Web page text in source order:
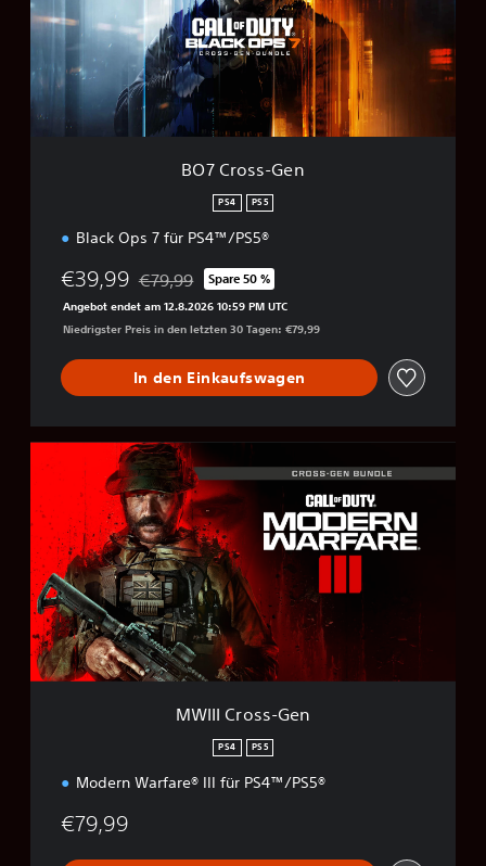
o
s
-
e
BO7 Cross-Gen
PS4 PS5
Black Ops 7 für PS4™/PS5®
€39,99 Preisnachlass gegenüber dem Originalpreis von
€79,99 Spare 50 %
Angebot endet am 12.8.2026 10:59 PM UTC
Niedrigster Preis in den letzten 30 Tagen: €79,99
In den Einkaufswagen
W
C
r
o
s
s
-
G
MWIII Cross-Gen
PS4 PS5
Modern Warfare® III für PS4™/PS5®
€79,99